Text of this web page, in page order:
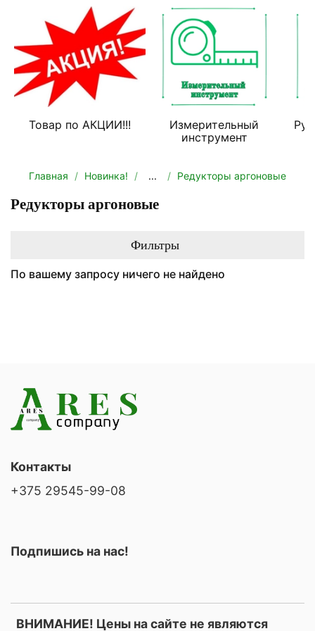
Товар по АКЦИИ!!!
Измерительный
инструмент
Главная Новинка! ... Редукторы аргоновые
Редукторы аргоновые
Фильтры
По вашему запросу ничего не найдено
ВНИМАНИЕ! Цены на сайте не являются
Контакты
+375 29545-99-08
Подпишись на нас!